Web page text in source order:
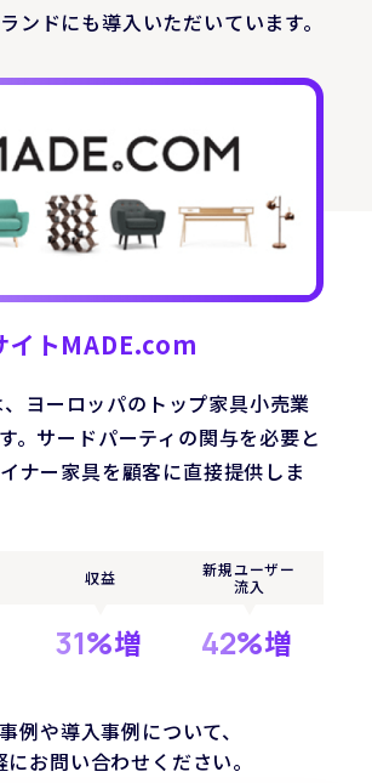
ンドにも導入いただいています。
イトMADE.com
ヨーロッパのトップ家具小売業
。サードパーティの関与を必要と
ナー家具を顧客に直接提供しま
収益
31%増
新規ユーザー
流入
42%増
例や導入事例について、
にお問い合わせください。